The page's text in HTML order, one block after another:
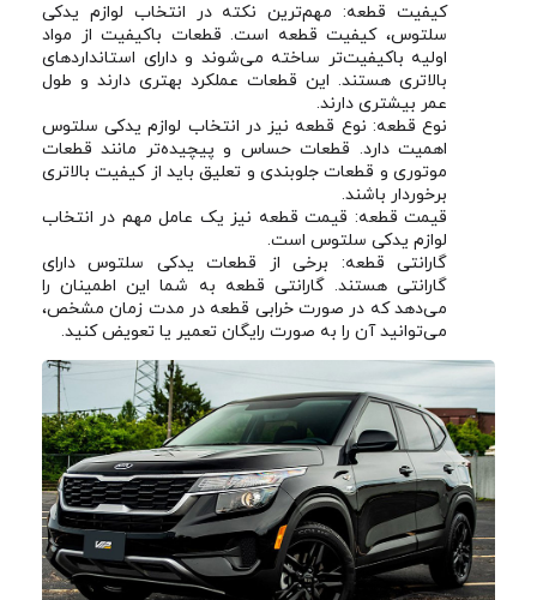
کیفیت قطعه: مهم‌ترین نکته در انتخاب لوازم یدکی
سلتوس، کیفیت قطعه است. قطعات باکیفیت از مواد
اولیه باکیفیت‌تر ساخته می‌شوند و دارای استانداردهای
بالاتری هستند. این قطعات عملکرد بهتری دارند و طول
عمر بیشتری دارند.
نوع قطعه: نوع قطعه نیز در انتخاب لوازم یدکی سلتوس
اهمیت دارد. قطعات حساس و پیچیده‌تر مانند قطعات
موتوری و قطعات جلوبندی و تعلیق باید از کیفیت بالاتری
برخوردار باشند.
قیمت قطعه: قیمت قطعه نیز یک عامل مهم در انتخاب
لوازم یدکی سلتوس است.
گارانتی قطعه: برخی از قطعات یدکی سلتوس دارای
گارانتی هستند. گارانتی قطعه به شما این اطمینان را
می‌دهد که در صورت خرابی قطعه در مدت زمان مشخص،
می‌توانید آن را به صورت رایگان تعمیر یا تعویض کنید.